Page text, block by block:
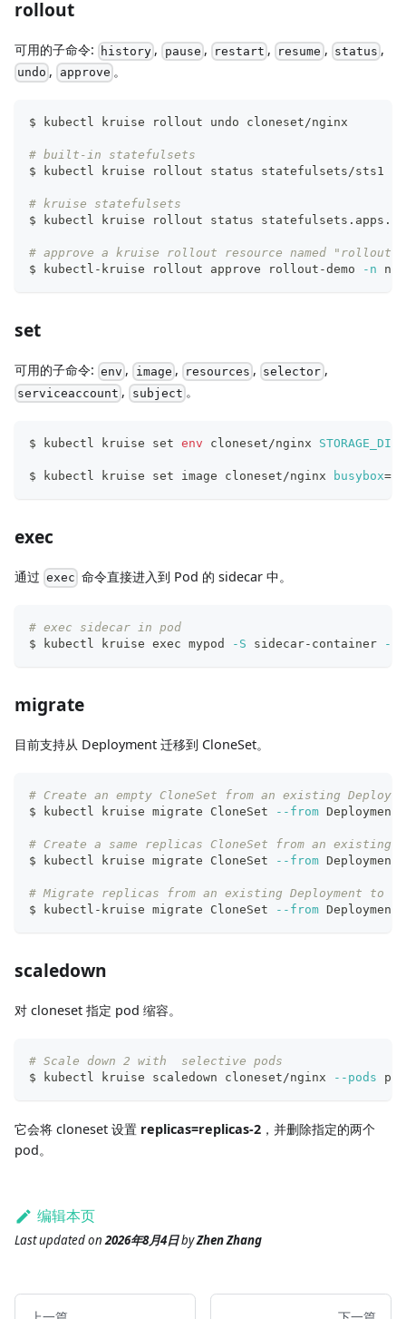
rollout
可用的子命令: history , pause , restart , resume , status ,
undo , approve 。
$ kubectl kruise rollout undo cloneset/nginx
# built-in statefulsets
$ kubectl kruise rollout status statefulsets/sts1
# kruise statefulsets
$ kubectl kruise rollout status
# approve a kruise rollout resource named "rollout-
$ kubectl-kruise rollout approve rollout-demo
-n ns-
set
可用的子命令: env , image , resources , selector ,
serviceaccount , subject 。
$ kubectl kruise set env cloneset/nginx STORAGE_DIR
$ kubectl kruise set image cloneset/nginx busybox=
exec
通过 exec 命令直接进入到 Pod 的 sidecar 中。
# exec sidecar in pod
$ kubectl kruise exec mypod -S sidecar-container -i
migrate
目前支持从 Deployment 迁移到 CloneSet。
# Create an empty CloneSet from an existing
$ kubectl kruise migrate CloneSet
--from Deployment
# Create a same replicas CloneSet from an existing
$ kubectl kruise migrate CloneSet
--from Deployment
# Migrate replicas from an existing Deployment to
$ kubectl-kruise migrate CloneSet
--from Deployment
scaledown
对 cloneset 指定 pod 缩容。
# Scale down 2 with  selective pods
$ kubectl kruise scaledown cloneset/nginx
--pods
它会将 cloneset 设置 replicas=replicas-2 ，并删除指定的两个
pod。
编辑本页
Last updatedon 2026年8月4日byZhen Zhang